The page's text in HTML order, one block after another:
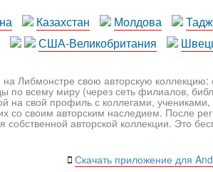
Казахстан Молдова
США-Великобритания
Либмонстре свою авторскую коллекцию:
по всему миру (через сеть филиалов,
на свой профиль с коллегами,
со своим авторским наследием. После
собственной авторской коллекции. Это
Скачать приложение для